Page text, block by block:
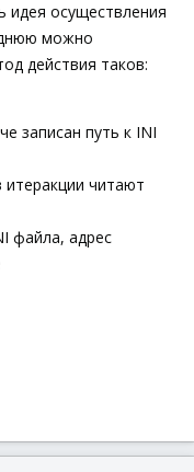
идея осуществления
можно
действия таков:
записан путь к INI
читают
файла, адрес